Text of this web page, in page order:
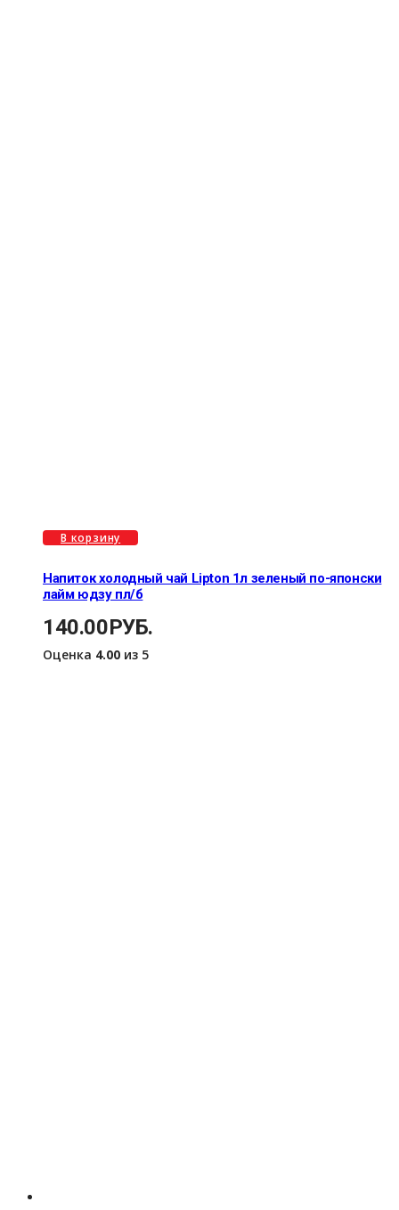
В корзину
Напиток холодный чай Lipton 1л зеленый по-японски
лайм юдзу пл/б
140.00РУБ.
Оценка 4.00 из 5